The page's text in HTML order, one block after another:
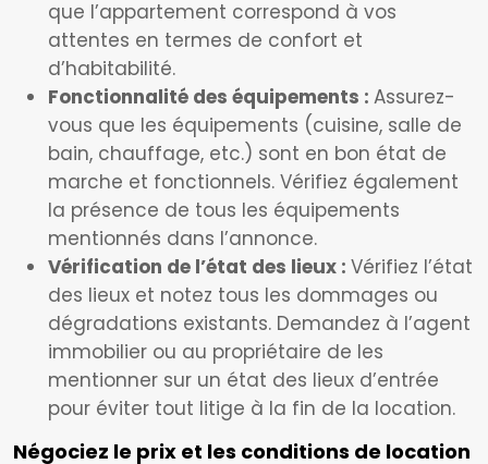
que l’appartement correspond à vos
attentes en termes de confort et
d’habitabilité.
Fonctionnalité des équipements : Assurez-
vous que les équipements (cuisine, salle de
bain, chauffage, etc.) sont en bon état de
marche et fonctionnels. Vérifiez également
la présence de tous les équipements
mentionnés dans l’annonce.
Vérification de l’état des lieux : Vérifiez l’état
des lieux et notez tous les dommages ou
dégradations existants. Demandez à l’agent
immobilier ou au propriétaire de les
mentionner sur un état des lieux d’entrée
pour éviter tout litige à la fin de la location.
Négociez le prix et les conditions de location